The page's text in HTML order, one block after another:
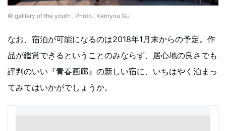
©︎ galllery of the youth , Photo : Kenryou Gu
なお、宿泊が可能になるのは2018年1月末からの予定。作
品が鑑賞できるということのみならず、居心地の良さでも
評判のいい『青春画廊』の新しい宿に、いちはやく泊まっ
てみてはいかがでしょうか。